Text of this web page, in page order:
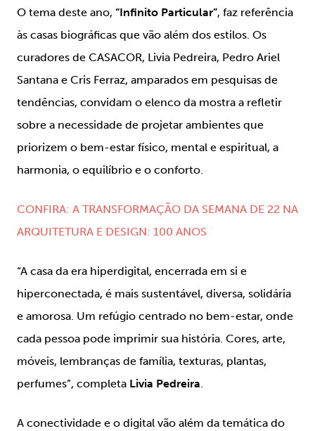
O tema deste ano, “Infinito Particular”, faz referência
às casas biográficas que vão além dos estilos. Os
curadores de CASACOR, Livia Pedreira, Pedro Ariel
Santana e Cris Ferraz, amparados em pesquisas de
tendências, convidam o elenco da mostra a refletir
sobre a necessidade de projetar ambientes que
priorizem o bem-estar físico, mental e espiritual, a
harmonia, o equilíbrio e o conforto.
CONFIRA: A TRANSFORMAÇÃO DA SEMANA DE 22 NA
ARQUITETURA E DESIGN: 100 ANOS
“A casa da era hiperdigital, encerrada em si e
hiperconectada, é mais sustentável, diversa, solidária
e amorosa. Um refúgio centrado no bem-estar, onde
cada pessoa pode imprimir sua história. Cores, arte,
móveis, lembranças de família, texturas, plantas,
perfumes”, completa Livia Pedreira.
A conectividade e o digital vão além da temática do